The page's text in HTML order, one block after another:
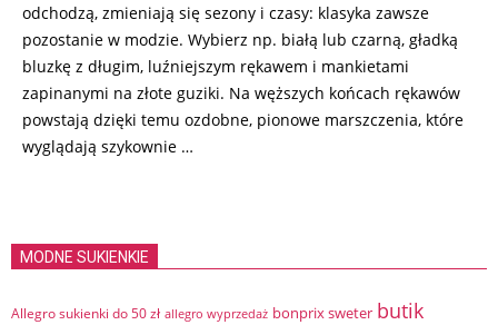
odchodzą, zmieniają się sezony i czasy: klasyka zawsze
pozostanie w modzie. Wybierz np. białą lub czarną, gładką
bluzkę z długim, luźniejszym rękawem i mankietami
zapinanymi na złote guziki. Na węższych końcach rękawów
powstają dzięki temu ozdobne, pionowe marszczenia, które
wyglądają szykownie …
MODNE SUKIENKIE
Allegro sukienki do 50 zł allegro wyprzedaż bonprix sweter butik